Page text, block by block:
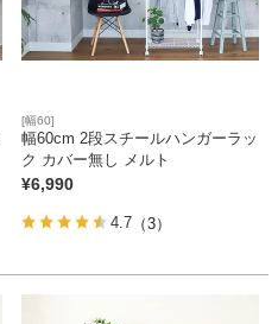
[幅60]
幅60cm 2段スチールハンガーラッ
ク カバー無し メルト
¥6,990
4.7 （3）